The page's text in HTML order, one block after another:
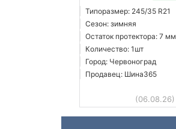
Типоразмер: 245/35 R21
Сезон: зимняя
Остаток протектора: 7 мм
Количество: 1шт
Город: Червоноград
Продавец: Шина365
(06.08.26)